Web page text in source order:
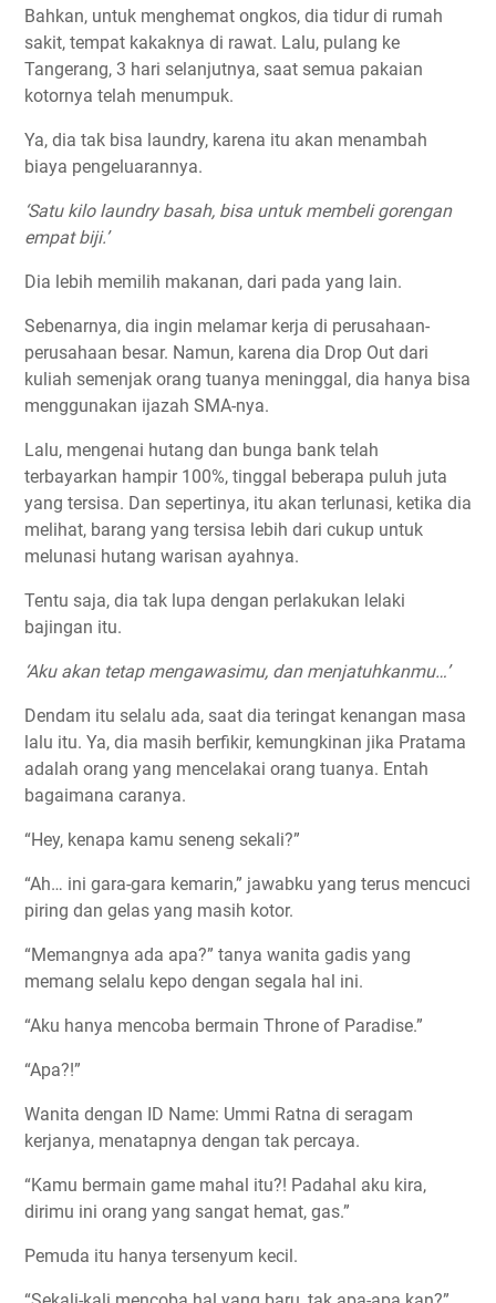
Bahkan, untuk menghemat ongkos, dia tidur di rumah
sakit, tempat kakaknya di rawat. Lalu, pulang ke
Tangerang, 3 hari selanjutnya, saat semua pakaian
kotornya telah menumpuk.
Ya, dia tak bisa laundry, karena itu akan menambah
biaya pengeluarannya.
‘Satu kilo laundry basah, bisa untuk membeli gorengan
empat biji.’
Dia lebih memilih makanan, dari pada yang lain.
Sebenarnya, dia ingin melamar kerja di perusahaan-
perusahaan besar. Namun, karena dia Drop Out dari
kuliah semenjak orang tuanya meninggal, dia hanya bisa
menggunakan ijazah SMA-nya.
Lalu, mengenai hutang dan bunga bank telah
terbayarkan hampir 100%, tinggal beberapa puluh juta
yang tersisa. Dan sepertinya, itu akan terlunasi, ketika dia
melihat, barang yang tersisa lebih dari cukup untuk
melunasi hutang warisan ayahnya.
Tentu saja, dia tak lupa dengan perlakukan lelaki
bajingan itu.
‘Aku akan tetap mengawasimu, dan menjatuhkanmu…’
Dendam itu selalu ada, saat dia teringat kenangan masa
lalu itu. Ya, dia masih berfikir, kemungkinan jika Pratama
adalah orang yang mencelakai orang tuanya. Entah
bagaimana caranya.
“Hey, kenapa kamu seneng sekali?”
“Ah… ini gara-gara kemarin,” jawabku yang terus mencuci
piring dan gelas yang masih kotor.
“Memangnya ada apa?” tanya wanita gadis yang
memang selalu kepo dengan segala hal ini.
“Aku hanya mencoba bermain Throne of Paradise.”
“Apa?!”
Wanita dengan ID Name: Ummi Ratna di seragam
kerjanya, menatapnya dengan tak percaya.
“Kamu bermain game mahal itu?! Padahal aku kira,
dirimu ini orang yang sangat hemat, gas.”
Pemuda itu hanya tersenyum kecil.